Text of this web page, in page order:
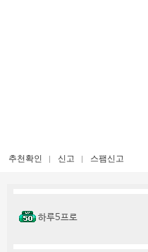
추천확인 신고 스팸신고
하루5프로